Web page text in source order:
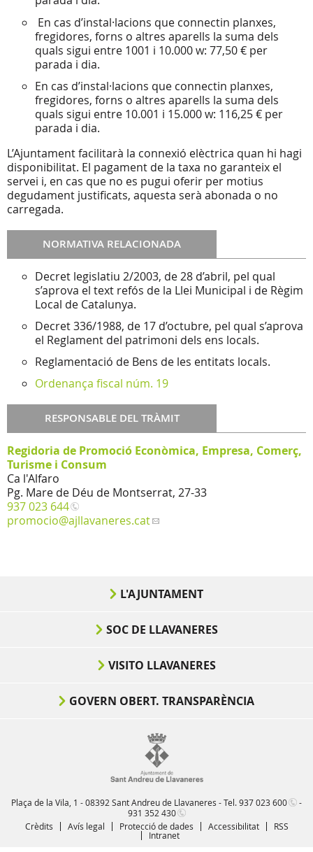
En cas d’instal·lacions que connectin planxes,
fregidores, forns o altres aparells la suma dels
quals sigui entre 1001 i 10.000 w: 77,50 € per
parada i dia.
En cas d’instal·lacions que connectin planxes,
fregidores, forns o altres aparells la suma dels
quals sigui entre 10.001 i 15.000 w: 116,25 € per
parada i dia.
L’Ajuntament facilitarà la connexió elèctrica quan hi hagi
disponibilitat. El pagament de la taxa no garanteix el
servei i, en cas que no es pugui oferir per motius
degudament justificats, aquesta serà abonada o no
carregada.
NORMATIVA RELACIONADA
Decret legislatiu 2/2003, de 28 d’abril, pel qual
s’aprova el text refós de la Llei Municipal i de Règim
Local de Catalunya.
Decret 336/1988, de 17 d’octubre, pel qual s’aprova
el Reglament del patrimoni dels ens locals.
Reglamentació de Bens de les entitats locals.
Ordenança fiscal núm. 19
RESPONSABLE DEL TRÀMIT
Regidoria de Promoció Econòmica, Empresa, Comerç,
Turisme i Consum
Ca l'Alfaro
Pg. Mare de Déu de Montserrat, 27-33
937 023 644
promocio@ajllavaneres.cat
L'AJUNTAMENT
SOC DE LLAVANERES
VISITO LLAVANERES
GOVERN OBERT. TRANSPARÈNCIA
Plaça de la Vila, 1 - 08392 Sant Andreu de Llavaneres - Tel.937 023 600
-
931 352 430
Crèdits
Avís legal Protecció de dades Accessibilitat
RSS
Intranet